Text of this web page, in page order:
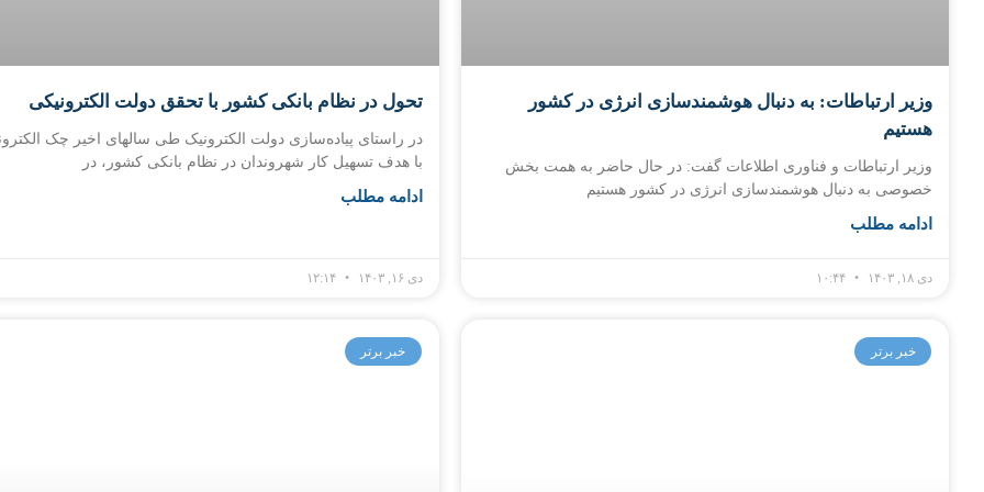
وزیر ارتباطات: به دنبال هوشمندسازی انرژی در کشور
هستیم
وزیر ارتباطات و فناوری اطلاعات گفت: در حال حاضر به همت بخش
خصوصی به دنبال هوشمندسازی انرژی در کشور هستیم
ادامه مطلب
دی ۱۸, ۱۴۰۳
تحول در نظام بانکی کشور با تحقق دولت الکترونیکی
در راستای پیاده‌سازی دولت الکترونیک طی سالهای اخیر چک
با هدف تسهیل کار شهروندان در نظام بانکی کشور، در
ادامه مطلب
دی ۱۶, ۱۴۰۳ ۱۲:۱۴
خبر برتر خبر برتر